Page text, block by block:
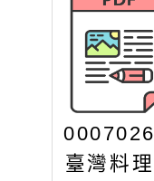
臺灣料